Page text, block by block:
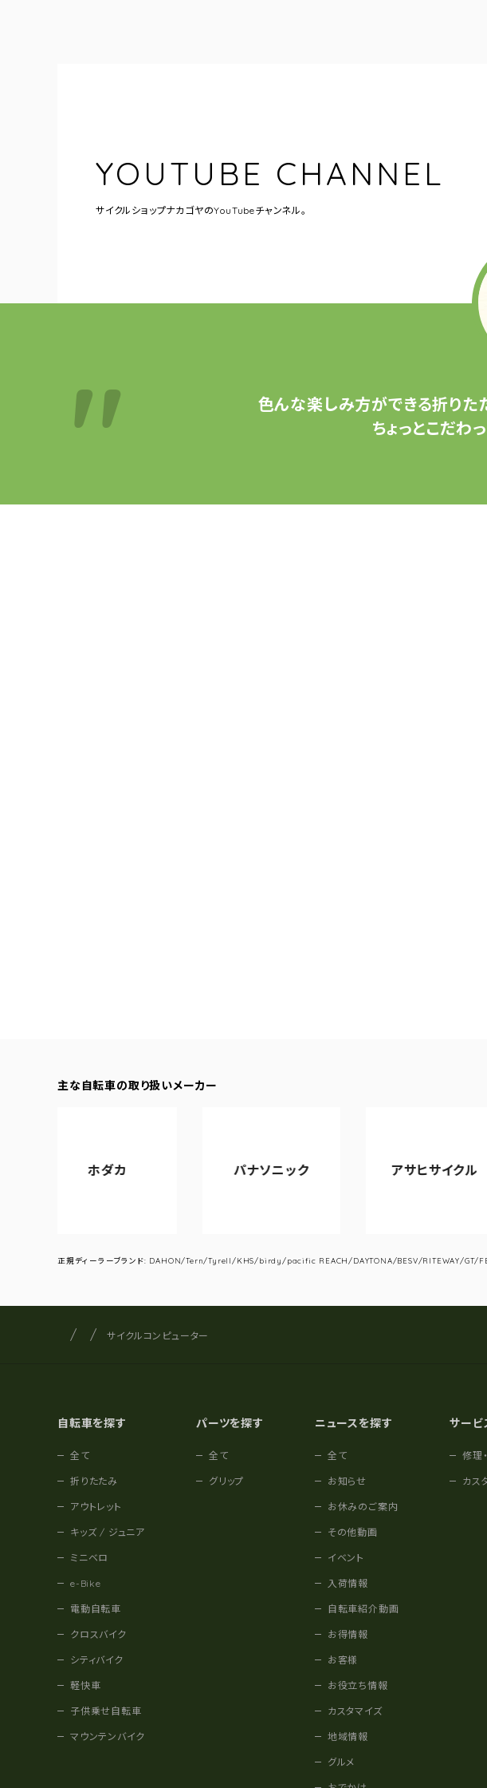
YOUTUBE CHANNEL
サイクルショップナカゴヤのYouTubeチャンネル。
色んな楽しみ方ができる折りた
ちょっとこだわ
主な自転車の取り扱いメーカー
パナソニック アサヒサイクル
正規ディーラーブランド: DAHON/Tern/Tyrell/KHS/birdy/pacific REACH/DAYTONA/BESV/RITEWAY/
サイト内の現在地
サイクルショップナカゴヤ
サイクルコンピューター
自転車を探す
全て
折りたたみ
アウトレット
キッズ / ジュニア
ミニベロ
e-Bike
電動自転車
クロスバイク
シティバイク
軽快車
子供乗せ自転車
マウンテンバイク
パーツを探す
全て
グリップ
ニュースを探す
全て
お知らせ
お休みのご案内
その他動画
イベント
入荷情報
自転車紹介動画
お得情報
お客様
お役立ち情報
カスタマイズ
地域情報
グルメ
サービ
修理
カス